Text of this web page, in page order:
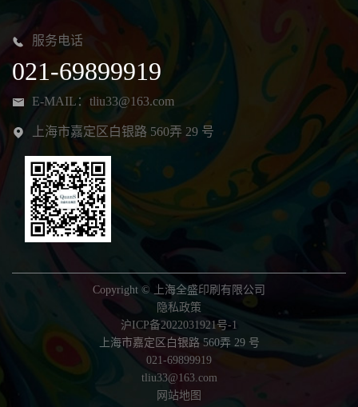
服务电话
021-69899919
E-MAIL： tliu33@163.com
上海市嘉定区白银路 560弄 29 号
Copyright © 上海全盛印刷有限公司
隐私政策
沪ICP备2022031921号-1
上海市嘉定区白银路 560弄 29 号
021-69899919
tliu33@163.com
网站地图